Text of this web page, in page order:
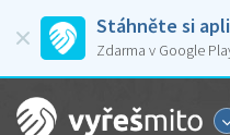
Stáhněte si
Zdarma v Google